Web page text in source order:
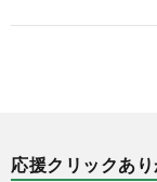
応援クリックあ